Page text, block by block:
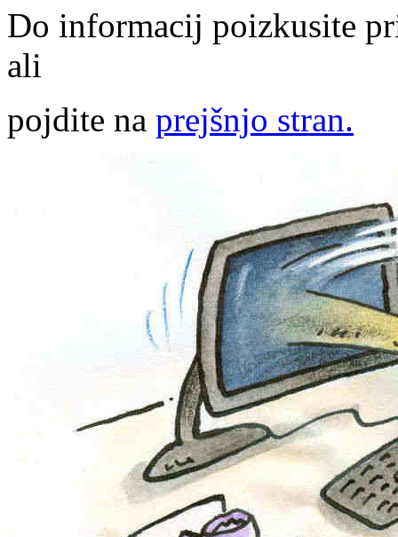
Do informacij poizkusite
ali
pojdite na prejšnjo stran.